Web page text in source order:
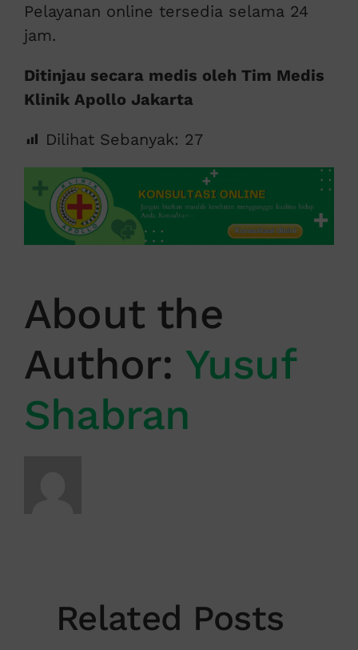
Pelayanan online tersedia selama 24
jam.
Ditinjau secara medis oleh Tim Medis
Klinik Apollo Jakarta
Dilihat Sebanyak: 27
About the
Author: Yusuf
Shabran
Related Posts